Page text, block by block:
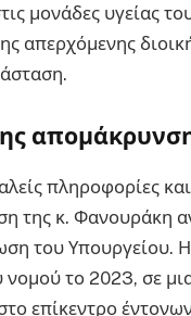
μονάδες υγείας
απερχόμενης
πληροφορίες
της κ. Φανουράκη
του Υπουργείου.
το 2023, σε
επίκεντρο